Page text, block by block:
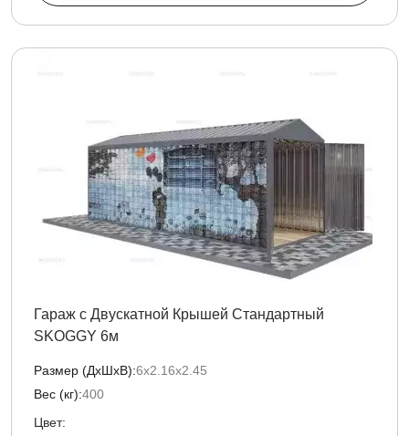
Гараж с Двускатной Крышей Стандартный
SKOGGY 6м
Размер (ДxШxВ):6х2.16х2.45
Вес (кг):400
Цвет: